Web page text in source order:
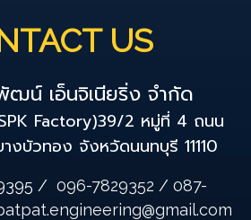
US
น์ เอ็นจิเนียริ่ง จำกัด
Factory)39/2 หมู่ที่ 4 ถนน
งบัวทอง จังหวัดนนทบุรี 11110
/ 096-7829352 / 087-